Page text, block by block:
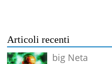
Articoli recenti
big Neta